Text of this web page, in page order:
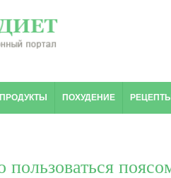
ПРОДУКТЫ ПОХУДЕНИЕ РЕЦЕПТЫ
пользоваться